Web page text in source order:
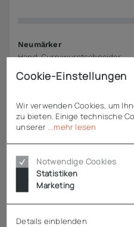
Neumärker
Hand-Currywurstschneider
Cookie-Einstellungen
Wir verwenden Cookies, um
zu bieten. Einige technische
unserer ...mehr lesen
Notwendige Cookies
Statistiken
Marketing
Details einblenden